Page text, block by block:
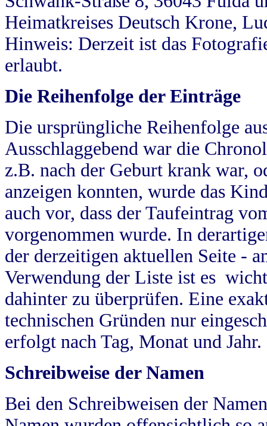
Heimatkreises Deutsch Krone,
Hinweis: Derzeit ist das
erlaubt.
Die Reihenfolge der Einträge
Die ursprüngliche Reihenfolge
Ausschlaggebend war die
z.B. nach der Geburt krank war,
anzeigen konnten, wurde das
auch vor, dass der Taufeintrag
vorgenommen wurde. In
der derzeitigen aktuellen Seite -
Verwendung der Liste ist es
dahinter zu überprüfen. Eine
technischen Gründen nur
erfolgt nach Tag, Monat und Jahr.
Schreibweise der Namen
Bei den Schreibweisen der